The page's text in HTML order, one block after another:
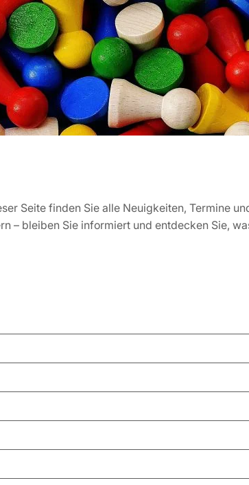
Seite finden Sie alle Neuigkeiten, Termine
– bleiben Sie informiert und entdecken Sie,